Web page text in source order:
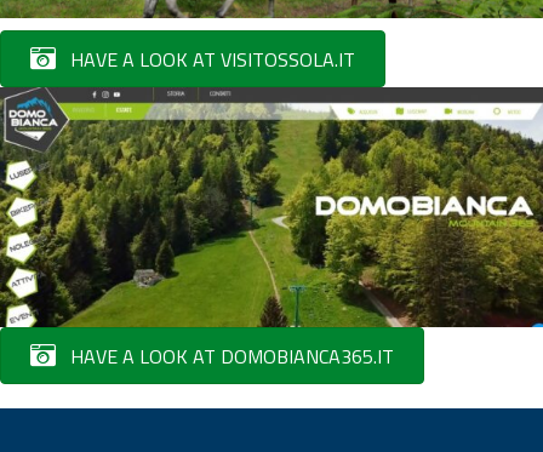
HAVE A LOOK AT VISITOSSOLA.IT
HAVE A LOOK AT DOMOBIANCA365.IT